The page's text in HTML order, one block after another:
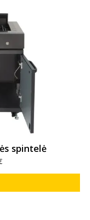
spintelė